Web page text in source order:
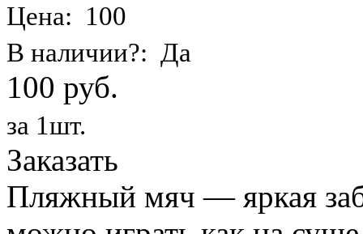
Цена: 100
В наличии?: Да
100 руб.
за 1шт.
Заказать
Пляжный мяч — яркая